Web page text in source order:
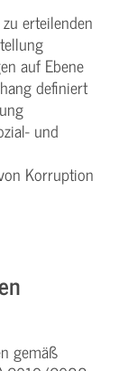
erteilenden
auf Ebene
definiert
und
Korruption
gemäß